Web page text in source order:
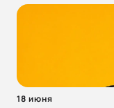
18 июня